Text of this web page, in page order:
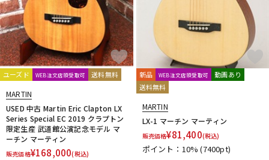
ユーズド WEB注文店頭受取可 送料無料
MARTIN
USED 中古 Martin Eric Clapton LX
Series Special EC 2019 クラプトン
限定生産 武道館公演記念モデル マ
ーチン マーティン
販売価格¥168,000(税込)
新品 WEB注文店頭受取可
動画あり
送料無料
MARTIN
LX-1 マーチン マーティン
販売価格¥81,400(税込)
ポイント：10%(7400pt)